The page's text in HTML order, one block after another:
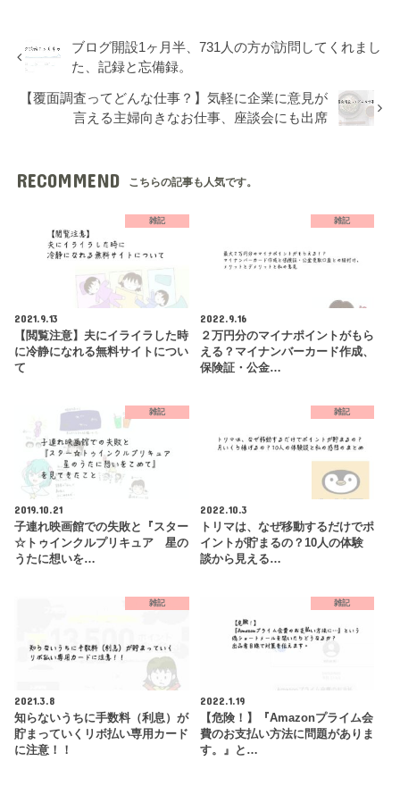
ブログ開設1ヶ月半、731人の方が訪問してくれまし
た、記録と忘備録。
【覆面調査ってどんな仕事？】気軽に企業に意見が
言える主婦向きなお仕事、座談会にも出席
RECOMMEND こちらの記事も人気です。
雑記
2021.9.13
【閲覧注意】夫にイライラした時
に冷静になれる無料サイトについ
て
雑記
2022.9.16
２万円分のマイナポイントがもら
える？マイナンバーカード作成、
保険証・公金…
雑記
2019.10.21
子連れ映画館での失敗と『スター
☆トゥインクルプリキュア 星の
うたに想いを…
雑記
2022.10.3
トリマは、なぜ移動するだけでポ
イントが貯まるの？10人の体験
談から見える…
雑記
2021.3.8
知らないうちに手数料（利息）が
貯まっていくリボ払い専用カード
に注意！！
雑記
2022.1.19
【危険！】『Amazonプライム会
費のお支払い方法に問題がありま
す。』と…